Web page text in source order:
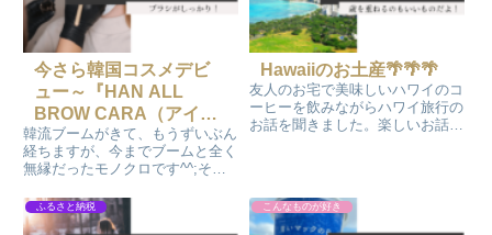
今さら韓国コスメデビ
ュー～『HAN ALL
BROW CARA（アイブ
ロウ）』
韓流ブームがきて、もうずいぶん
経ちますが、今までブームと全く
無縁だったモノクロです^^;そん
推ししてきました。試しに使って
みたら、“とってもいい!!”買って
Hawaiiのお土産🌴🌴🌴
友人のお宅で美味しいハワイのコ
ーヒーを飲みながらハワイ旅行の
お話を聞きました。楽しいお話を
味しいコーヒーをお土産に頂きま
した。
ふるさと納税 こんなものが好き